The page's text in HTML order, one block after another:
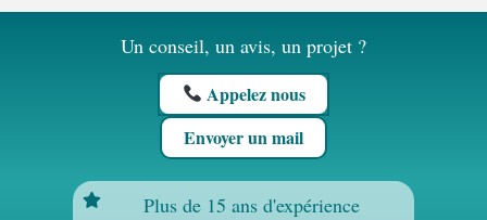
Envoyer un mail
Appelez nous
Un conseil, un avis, un projet ?
Plus de 15 ans d'expérience